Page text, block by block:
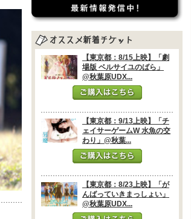
【東京都：8/15上映】「劇
場版 ベルサイユのばら」
@秋葉原UDX...
【東京都：9/13上映】「チ
ェイサーゲームW 水魚の交
わり」@秋葉...
【東京都：8/23上映】「が
んばっていきまっしょい」
@秋葉原UDX...